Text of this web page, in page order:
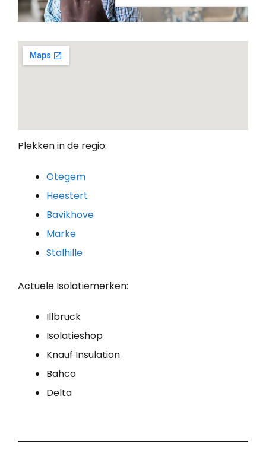
Plekken in de regio:
Otegem
Heestert
Bavikhove
Marke
Stalhille
Actuele Isolatiemerken:
Illbruck
Isolatieshop
Knauf Insulation
Bahco
Delta